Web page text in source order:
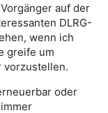
auf der
DLRG-
wenn ich
greife um
vorzustellen.
oder